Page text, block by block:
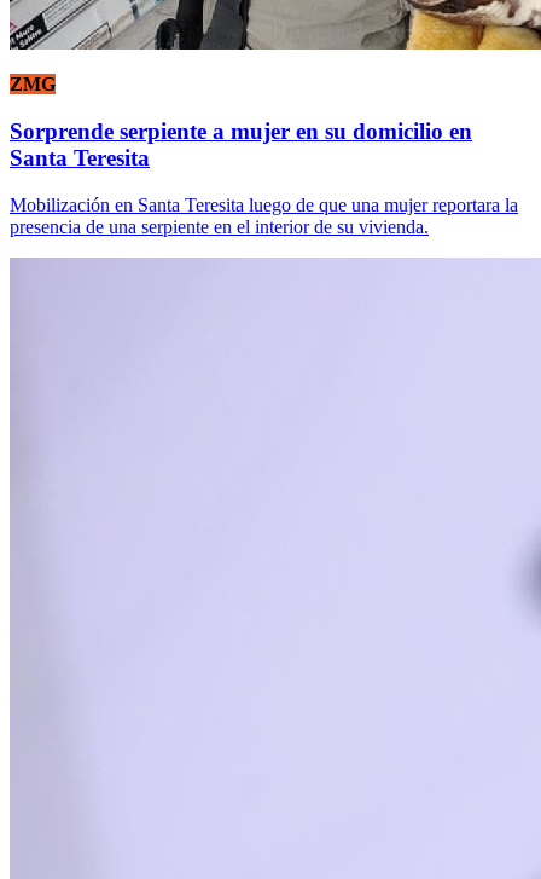
ZMG
Sorprende serpiente a mujer en su domicilio en
Santa Teresita
Mobilización en Santa Teresita luego de que una mujer reportara la
presencia de una serpiente en el interior de su vivienda.